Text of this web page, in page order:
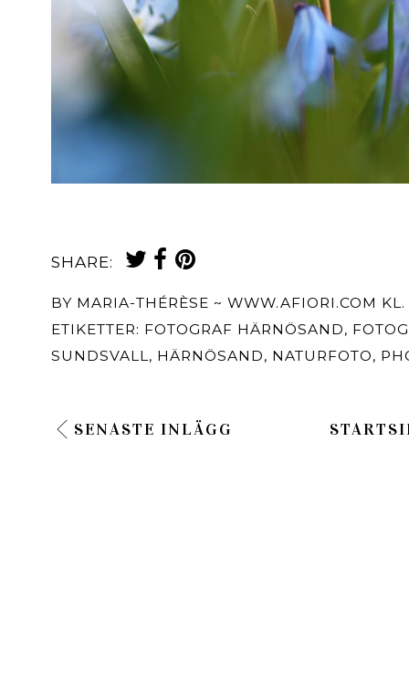
SHARE:
BY MARIA-THÉRÈSE ~ WWW.AFIORI.COM KL.
ETIKETTER: FOTOGRAF HÄRNÖSAND,
SUNDSVALL, HÄRNÖSAND, NATURFOTO,
SENASTE INLÄGG